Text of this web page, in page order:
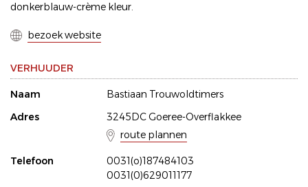
donkerblauw-crème kleur.
bezoek website
VERHUUDER
Naam
Bastiaan Trouwoldtimers
Adres
3245DC Goeree-Overflakkee
route plannen
Telefoon
0031(o)187484103
0031(0)629011177